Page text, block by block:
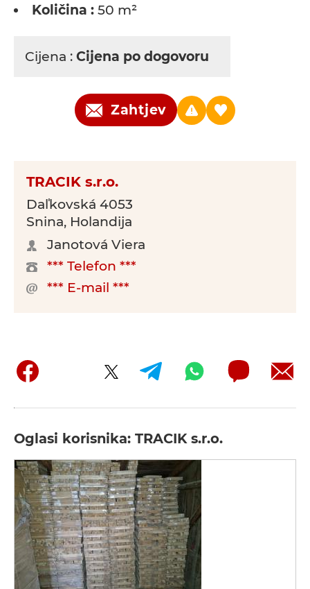
Količina : 50 m²
Cijena : Cijena po dogovoru
Zahtjev
TRACIK s.r.o.
Daľkovská 4053
Snina, Holandija
Janotová Viera
*** Telefon ***
*** E-mail ***
Oglasi korisnika: TRACIK s.r.o.